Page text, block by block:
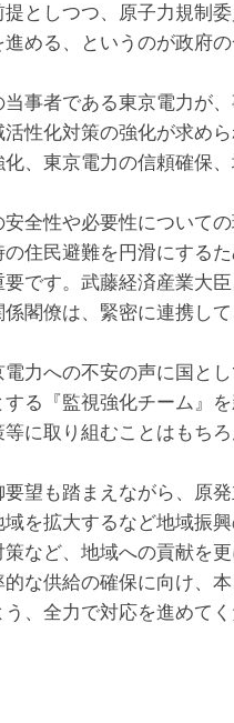
としつつ、原子力規制
める、というのが政府
事者である東京電力が
性化対策の強化が求めら
、東京電力の信頼確保
全性や必要性について
住民避難を円滑にする
です。武藤経済産業大
閣僚は、緊密に連携し
力への不安の声に国と
る『監視強化チーム』
に取り組むことはもち
望も踏まえながら、原
を拡大するなど地域振
など、地域への貢献を更
な供給の確保に向け、
、全力で対応を進めて